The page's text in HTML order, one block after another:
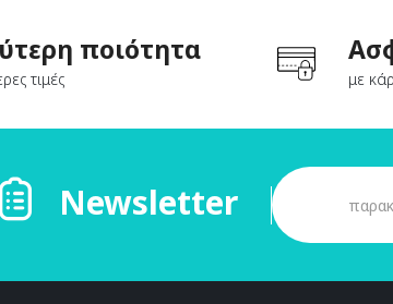
ποιότητα
τιμές με
Newsletter